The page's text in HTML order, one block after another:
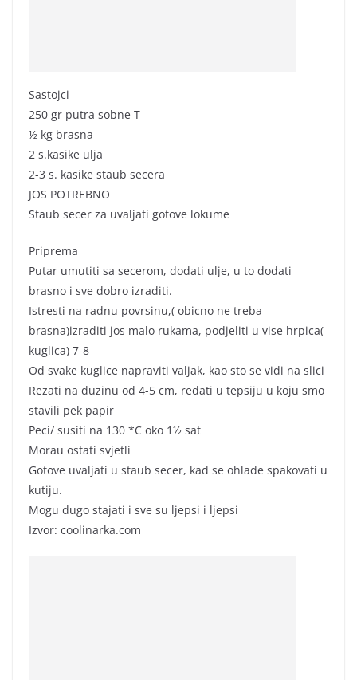
Sastojci
250 gr putra sobne T
½ kg brasna
2 s.kasike ulja
2-3 s. kasike staub secera
JOS POTREBNO
Staub secer za uvaljati gotove lokume
Priprema
Putar umutiti sa secerom, dodati ulje, u to dodati
brasno i sve dobro izraditi.
Istresti na radnu povrsinu,( obicno ne treba
brasna)izraditi jos malo rukama, podjeliti u vise hrpica(
kuglica) 7-8
Od svake kuglice napraviti valjak, kao sto se vidi na slici
Rezati na duzinu od 4-5 cm, redati u tepsiju u koju smo
stavili pek papir
Peci/ susiti na 130 *C oko 1½ sat
Morau ostati svjetli
Gotove uvaljati u staub secer, kad se ohlade spakovati u
kutiju.
Mogu dugo stajati i sve su ljepsi i ljepsi
Izvor: coolinarka.com